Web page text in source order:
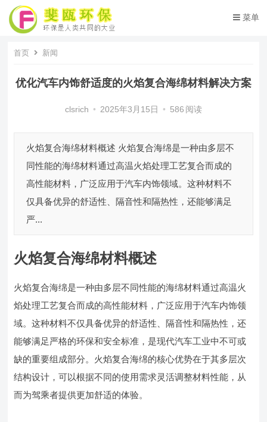
菜单
首页 新闻
优化汽车内饰舒适度的火焰复合海绵材料解决方案
clsrich • 2025年3月15日 • 586 阅读
火焰复合海绵材料概述 火焰复合海绵是一种由多层不
同性能的海绵材料通过高温火焰处理工艺复合而成的
高性能材料，广泛应用于汽车内饰领域。这种材料不
仅具备优异的舒适性、隔音性和隔热性，还能够满足
严...
火焰复合海绵材料概述
火焰复合海绵是一种由多层不同性能的海绵材料通过高温火
焰处理工艺复合而成的高性能材料，广泛应用于汽车内饰领
域。这种材料不仅具备优异的舒适性、隔音性和隔热性，还
能够满足严格的环保和安全标准，是现代汽车工业中不可或
缺的重要组成部分。火焰复合海绵的核心优势在于其多层次
结构设计，可以根据不同的使用需求灵活调整材料性能，从
而为驾乘者提供更加舒适的体验。